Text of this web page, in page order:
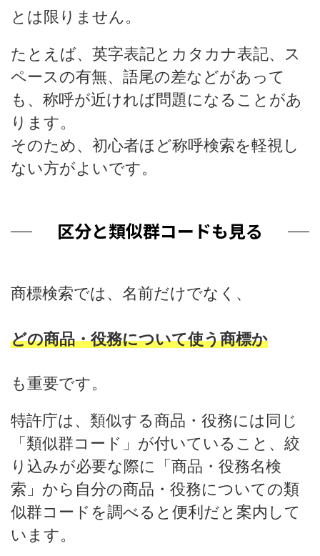
とは限りません。
たとえば、英字表記とカタカナ表記、ス
ペースの有無、語尾の差などがあって
も、称呼が近ければ問題になることがあ
ります。
そのため、初心者ほど称呼検索を軽視し
ない方がよいです。
区分と類似群コードも見る
商標検索では、名前だけでなく、
どの商品・役務について使う商標か
も重要です。
特許庁は、類似する商品・役務には同じ
「類似群コード」が付いていること、絞
り込みが必要な際に「商品・役務名検
索」から自分の商品・役務についての類
似群コードを調べると便利だと案内して
います。